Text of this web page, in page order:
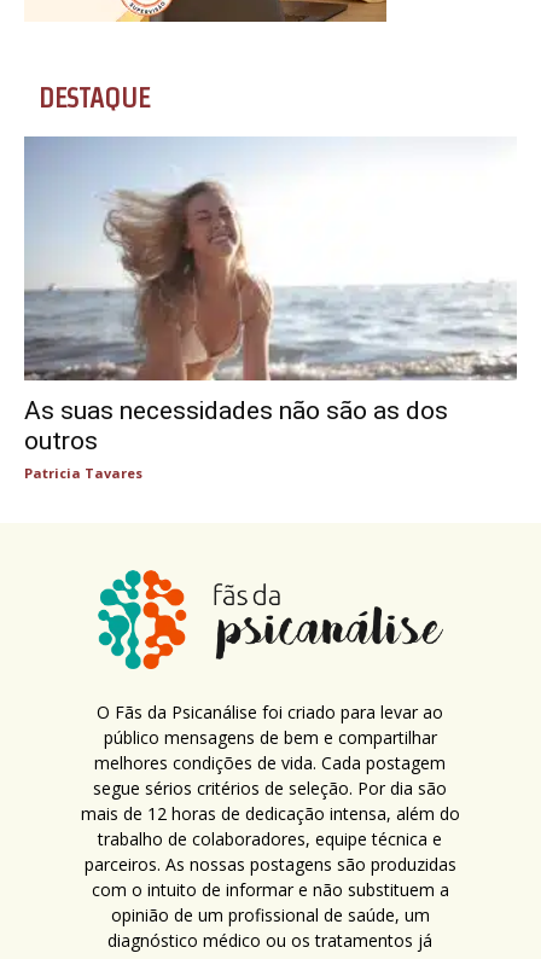
DESTAQUE
As suas necessidades não são as dos
outros
Patricia Tavares
O Fãs da Psicanálise foi criado para levar ao
público mensagens de bem e compartilhar
melhores condições de vida. Cada postagem
segue sérios critérios de seleção. Por dia são
mais de 12 horas de dedicação intensa, além do
trabalho de colaboradores, equipe técnica e
parceiros. As nossas postagens são produzidas
com o intuito de informar e não substituem a
opinião de um profissional de saúde, um
diagnóstico médico ou os tratamentos já